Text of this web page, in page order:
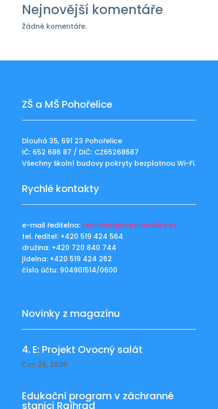
Nejnovější komentáře
Žádné komentáře.
ZŠ a MŠ Pohořelice
Dlouhá 35, 691 23 Pohořelice
IČ: 652 686 87 / DIČ: CZ65268687
Všechny školní budovy pokryty bezplatnou Wi-Fi.
Rychlé kontakty
e-mail ředitelna: reditelna@zspohorelice.cz
tel. ředitel: +420 519 424 564
družina: +420 720 840 744
jídelna: +420 519 424 262
číslo účtu: 904901514/0600
Novinky z magazínu
4. E: Projekt Ovocný salát
Čvn 26, 2026
Edukační program v záchranné
stanici Rajhrad